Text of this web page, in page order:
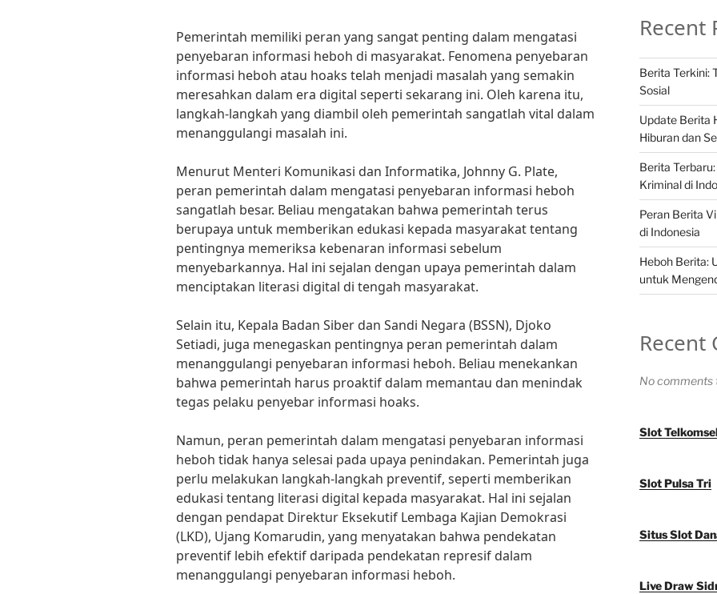
Pemerintah memiliki peran yang sangat penting dalam mengatasi
penyebaran informasi heboh di masyarakat. Fenomena penyebaran
informasi heboh atau hoaks telah menjadi masalah yang semakin
meresahkan dalam era digital seperti sekarang ini. Oleh karena itu,
langkah-langkah yang diambil oleh pemerintah sangatlah vital dalam
menanggulangi masalah ini.
Menurut Menteri Komunikasi dan Informatika, Johnny G. Plate,
peran pemerintah dalam mengatasi penyebaran informasi heboh
sangatlah besar. Beliau mengatakan bahwa pemerintah terus
berupaya untuk memberikan edukasi kepada masyarakat tentang
pentingnya memeriksa kebenaran informasi sebelum
menyebarkannya. Hal ini sejalan dengan upaya pemerintah dalam
menciptakan literasi digital di tengah masyarakat.
Selain itu, Kepala Badan Siber dan Sandi Negara (BSSN), Djoko
Setiadi, juga menegaskan pentingnya peran pemerintah dalam
menanggulangi penyebaran informasi heboh. Beliau menekankan
bahwa pemerintah harus proaktif dalam memantau dan menindak
tegas pelaku penyebar informasi hoaks.
Namun, peran pemerintah dalam mengatasi penyebaran informasi
heboh tidak hanya selesai pada upaya penindakan. Pemerintah juga
perlu melakukan langkah-langkah preventif, seperti memberikan
edukasi tentang literasi digital kepada masyarakat. Hal ini sejalan
dengan pendapat Direktur Eksekutif Lembaga Kajian Demokrasi
(LKD), Ujang Komarudin, yang menyatakan bahwa pendekatan
preventif lebih efektif daripada pendekatan represif dalam
menanggulangi penyebaran informasi heboh.
Recent
Berita Terkini:
Sosial
Update Berita
Hiburan dan
Berita
Kriminal di
Peran Berita
di Indonesia
Heboh Berita:
untuk
Recent
No comments
Slot
Slot Pulsa Tri
Situs Slot
Live Draw